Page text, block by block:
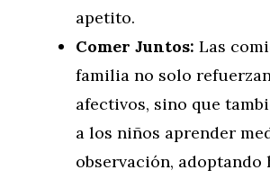
apetito.
Comer Juntos: Las
familia no solo
afectivos, sino que
a los niños aprender
observación, adoptando